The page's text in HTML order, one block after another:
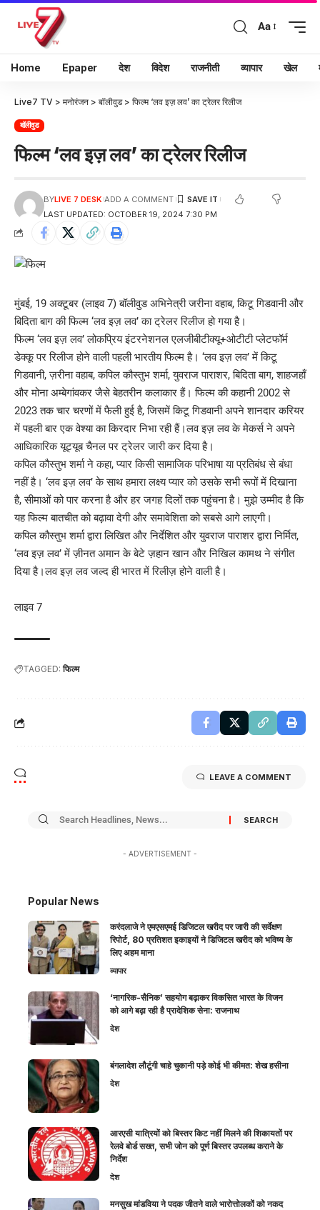
Aa
Home Epaper देश विदेश राजनीती व्यापार खेल
Live7 TV > मनोरंजन > बॉलीवुड> फिल्म ‘लव इज़ लव’ का ट्रेलर रिलीज
बॉलीवुड
फिल्म ‘लव इज़ लव’ का ट्रेलर रिलीज
LAST UPDATED: OCTOBER 19, 2024 7:30 PM
BYLIVE 7 DESK ADD A COMMENT
मुंबई, 19 अक्टूबर (लाइव 7) बॉलीवुड अभिनेत्री जरीना वहाब, किटू गिडवानी और
बिदिता बाग की फिल्म ‘लव इज़ लव’ का ट्रेलर रिलीज हो गया है।
फिल्म ‘लव इज़ लव’ लोकप्रिय इंटरनेशनल एलजीबीटीक्यू+ओटीटी प्लेटफॉर्म
डेक्कू पर रिलीज होने वाली पहली भारतीय फिल्म है। ‘लव इज़ लव’ में किटू
गिडवानी, ज़रीना वहाब, कपिल कौस्तुभ शर्मा, युवराज पाराशर, बिदिता बाग, शाहजहाँ
और मोना अम्बेगांवकर जैसे बेहतरीन कलाकार हैं। फिल्म की कहानी 2002 से
2023 तक चार चरणों में फैली हुई है, जिसमें किटू गिडवानी अपने शानदार करियर
में पहली बार एक वेश्या का किरदार निभा रही हैं।लव इज़ लव के मेकर्स ने अपने
आधिकारिक यूट्यूब चैनल पर ट्रेलर जारी कर दिया है।
कपिल कौस्तुभ शर्मा ने कहा, प्यार किसी सामाजिक परिभाषा या प्रतिबंध से बंधा
नहीं है। ‘लव इज़ लव’ के साथ हमारा लक्ष्य प्यार को उसके सभी रूपों में दिखाना
है, सीमाओं को पार करना है और हर जगह दिलों तक पहुंचना है। मुझे उम्मीद है कि
यह फिल्म बातचीत को बढ़ावा देगी और समावेशिता को सबसे आगे लाएगी।
कपिल कौस्तुभ शर्मा द्वारा लिखित और निर्देशित और युवराज पाराशर द्वारा निर्मित,
‘लव इज़ लव’ में ज़ीनत अमान के बेटे ज़हान खान और निखिल कामथ ने संगीत
दिया है।लव इज़ लव जल्द ही भारत में रिलीज़ होने वाली है।
लाइव 7
TAGGED: फिल्म
LEAVE A COMMENT
- ADVERTISEMENT -
Popular News
करंदलाजे ने एमएसएमई डिजिटल खरीद पर जारी की सर्वेक्षण
रिपोर्ट, 80 प्रतिशत इकाइयों ने डिजिटल खरीद को भविष्य के
लिए अहम माना
व्यापार
‘नागरिक-सैनिक’ सहयोग बढ़ाकर विकसित भारत के विजन
को आगे बढ़ा रही है प्रादेशिक सेना: राजनाथ
देश
बंगलादेश लौटूंगी चाहे चुकानी पड़े कोई भी कीमत: शेख हसीना
देश
आरएसी यात्रियों को बिस्तर किट नहीं मिलने की शिकायतों पर
रेलवे बोर्ड सख्त, सभी जोन को पूर्ण बिस्तर उपलब्ध कराने के
निर्देश
देश
मनसुख मांडविया ने पदक जीतने वाले भारोत्तोलकों को नकद